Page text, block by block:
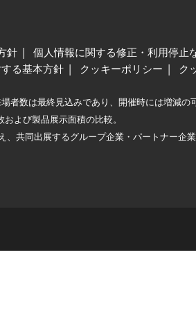
針 個人情報に関する修正・利用停止
る基本方針
クッキーポリシー ク
者数は最終見込みであり、開催時には増減の
よび製品展示面積の比較。
共同出展するグループ企業・パートナー企業